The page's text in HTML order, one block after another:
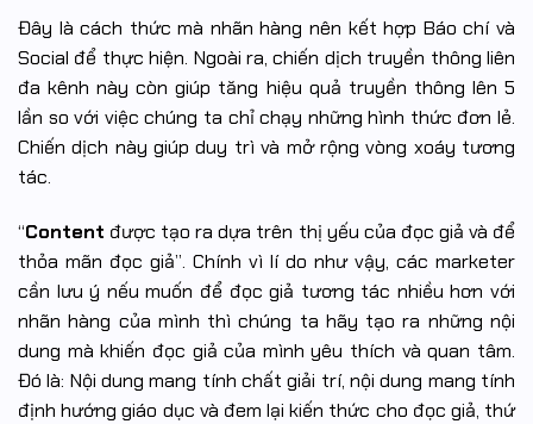
Đây là cách thức mà nhãn hàng nên kết hợp Báo chí và
Social để thực hiện. Ngoài ra, chiến dịch truyền thông liên
đa kênh này còn giúp tăng hiệu quả truyền thông lên 5
lần so với việc chúng ta chỉ chạy những hình thức đơn lẻ.
Chiến dịch này giúp duy trì và mở rộng vòng xoáy tương
tác.
“Content được tạo ra dựa trên thị yếu của đọc giả và để
thỏa mãn đọc giả”. Chính vì lí do như vậy, các marketer
cần lưu ý nếu muốn để đọc giả tương tác nhiều hơn với
nhãn hàng của mình thì chúng ta hãy tạo ra những nội
dung mà khiến đọc giả của mình yêu thích và quan tâm.
Đó là: Nội dung mang tính chất giải trí, nội dung mang tính
định hướng giáo dục và đem lại kiến thức cho đọc giả, thứ